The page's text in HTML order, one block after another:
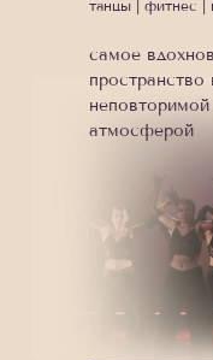
самое
атмосферой
танцы | фитнес |